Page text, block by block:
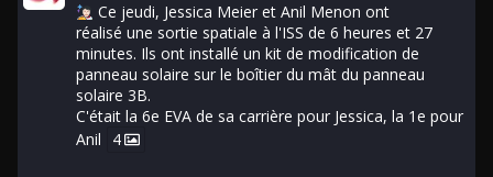
Ce jeudi, Jessica Meier et Anil Menon ont
réalisé une sortie spatiale à l'ISS de 6 heures et 27
minutes. Ils ont installé un kit de modification de
panneau solaire sur le boîtier du mât du panneau
solaire 3B.
C'était la 6e EVA de sa carrière pour Jessica, la 1e pour
Anil
4